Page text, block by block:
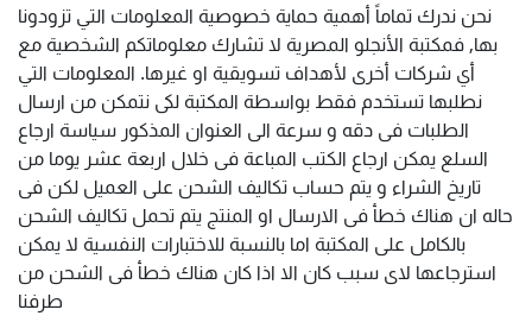
نحن ندرك تماماً أهمية حماية خصوصية المعلومات التي تزودونا
بها, فمكتبة الأنجلو المصرية لا تشارك معلوماتكم الشخصية مع
أي شركات أخرى لأهداف تسويقية او غيرها. المعلومات التي
نطلبها تستخدم فقط بواسطة المكتبة لكى نتمكن من ارسال
الطلبات فى دقه و سرعة الى العنوان المذكور سياسة ارجاع
السلع يمكن ارجاع الكتب المباعة فى خلال اربعة عشر يوما من
تاريخ الشراء و يتم حساب تكاليف الشحن على العميل لكن فى
حاله ان هناك خطأ فى الارسال او المنتج يتم تحمل تكاليف الشحن
بالكامل على المكتبة اما بالنسبة للاختبارات النفسية لا يمكن
استرجاعها لاى سبب كان الا اذا كان هناك خطأ فى الشحن من
طرفنا